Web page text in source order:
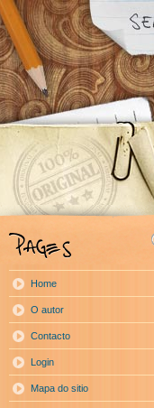
Home
O autor
Contacto
Login
Mapa do sitio